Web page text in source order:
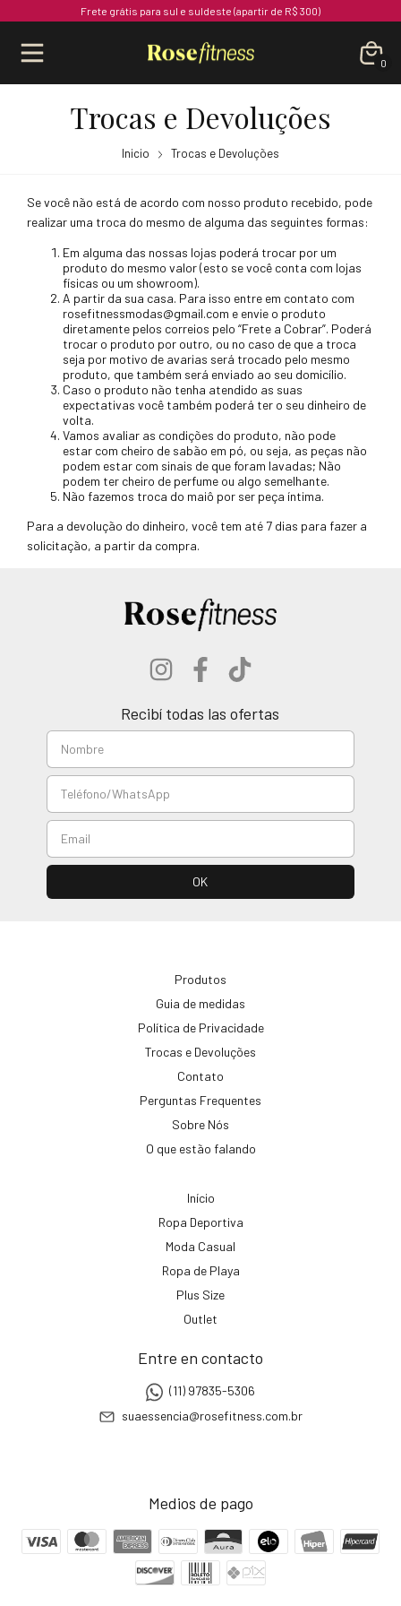
Frete grátis para sul e suldeste (apartir de R$ 300)
0
Trocas e Devoluções
Inicio Trocas e Devoluções
Se você não está de acordo com nosso produto recebido, pode
realizar uma troca do mesmo de alguma das seguintes formas:
Em alguma das nossas lojas poderá trocar por um
produto do mesmo valor (esto se você conta com lojas
físicas ou um showroom).
A partir da sua casa. Para isso entre em contato com
rosefitnessmodas@gmail.com e envie o produto
diretamente pelos correios pelo “Frete a Cobrar”. Poderá
trocar o produto por outro, ou no caso de que a troca
seja por motivo de avarias será trocado pelo mesmo
produto, que também será enviado ao seu domicílio.
Caso o produto não tenha atendido as suas
expectativas você também poderá ter o seu dinheiro de
volta.
Vamos avaliar as condições do produto, não pode
estar com cheiro de sabão em pó, ou seja, as peças não
podem estar com sinais de que foram lavadas; Não
podem ter cheiro de perfume ou algo semelhante.
Não fazemos troca do maiô por ser peça íntima.
Para a devolução do dinheiro, você tem até 7 dias para fazer a
solicitação, a partir da compra.
Recibí todas las ofertas
Produtos
Guia de medidas
Política de Privacidade
Trocas e Devoluções
Contato
Perguntas Frequentes
Sobre Nós
O que estão falando
Início
Ropa Deportiva
Moda Casual
Ropa de Playa
Plus Size
Outlet
Entre en contacto
(11) 97835-5306
suaessencia@rosefitness.com.br
Medios de pago